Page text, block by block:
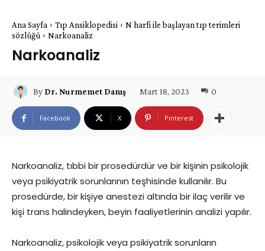
Ana Sayfa Tıp Ansiklopedisi
N harfi ile başlayan tıp terimleri
sözlüğü
Narkoanaliz
Narkoanaliz
By Dr. Nurmemet Danış Mart 18, 2023 0
Facebook X Pinterest
Narkoanaliz, tıbbi bir prosedürdür ve bir kişinin psikolojik
veya psikiyatrik sorunlarının teşhisinde kullanılır. Bu
prosedürde, bir kişiye anestezi altında bir ilaç verilir ve
kişi trans halindeyken, beyin faaliyetlerinin analizi yapılır.
Narkoanaliz, psikolojik veya psikiyatrik sorunların